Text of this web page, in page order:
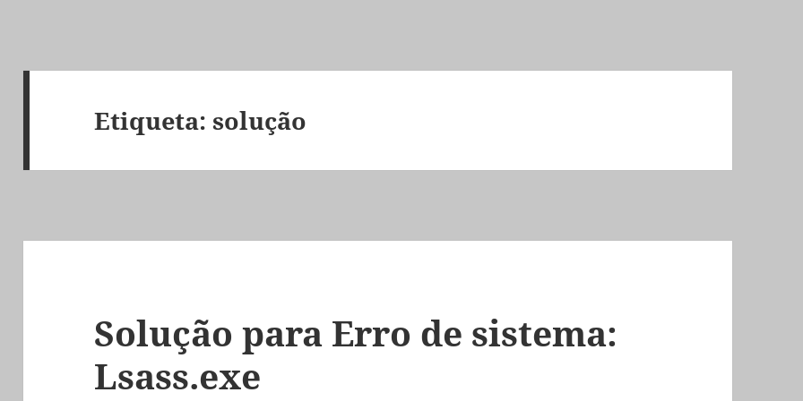
Etiqueta:solução
Solução para Erro de sistema:
Lsass.exe